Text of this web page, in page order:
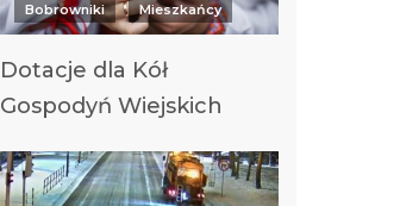
Bobrowniki Mieszkańcy
Dotacje dla Kół
Gospodyń Wiejskich